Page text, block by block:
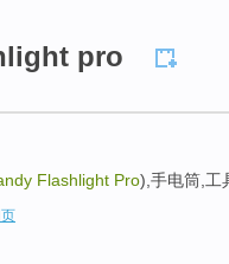
pro
Flashlight Pro),手电筒,工